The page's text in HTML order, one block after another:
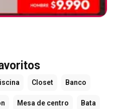
Closet Banco
Mesa de centro Bata